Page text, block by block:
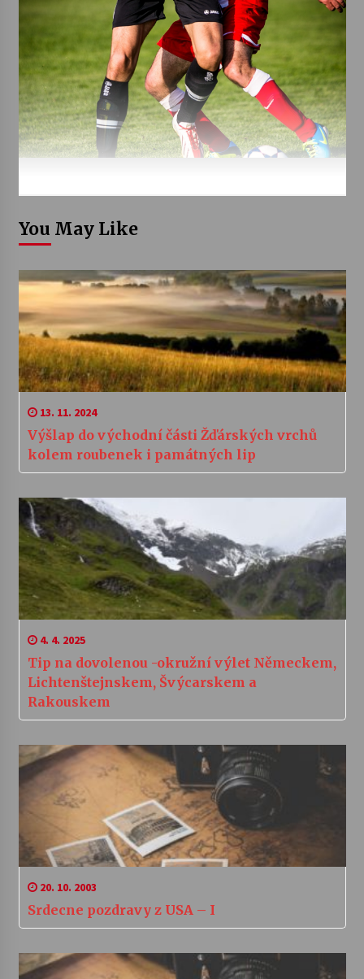
You May Like
13. 11. 2024
Výšlap do východní části Žďárských vrchů
kolem roubenek i památných lip
4. 4. 2025
Tip na dovolenou -okružní výlet Německem,
Lichtenštejnskem, Švýcarskem a
Rakouskem
20. 10. 2003
Srdecne pozdravy z USA – I